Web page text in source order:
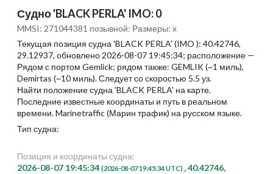
Судно 'BLACK PERLA' IMO: 0
MMSI: 271044381 позывной: Размеры: x
Текущая позиция судна 'BLACK PERLA' (IMO ): 40.42746,
29.12937, обновлено 2026-08-07 19:45:34; расположение —
Рядом с портом Gemlick; рядом также: GEMLIK (~1 миль),
Demirtas (~10 миль). Следует со скоростью 5.5 уз.
Найти положение судна 'BLACK PERLA' на карте.
Последние известные координаты и путь в реальном
времени. Marinetraffic (Марин трафик) на русском языке.
Тип судна:
Позиция и координаты судна:
2026-08-07 19:45:34 (2026-08-07 19:45:34 UTC) , 40.42746,